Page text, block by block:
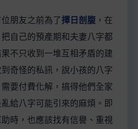
位朋友之前為了擇日剖腹 ，在
自己的預產期和夫妻八字都
不只收到一堆互相矛盾的建
奇怪的私訊，說小孩的八字
要付費化解，搞得他們全家
給八字可能引來的麻煩。即
時，也應該找有信譽、重視